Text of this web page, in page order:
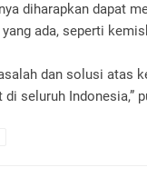
diharapkan dapat
ada, seperti
dan solusi atas
seluruh Indonesia,”